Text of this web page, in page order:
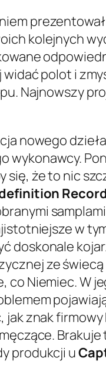
kolejnych
polot i
Najnowszy
nowego
wykonawcy.
się, że to nic
w
doskonale
ze
Niemiec. W
znak
produkcji u